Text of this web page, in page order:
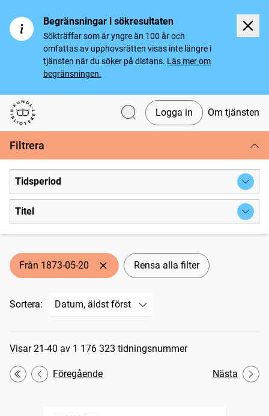
Begränsningar i sökresultaten
Sökträffar som är yngre än 100 år och
omfattas av upphovsrätten visas inte längre i
tjänsten när du söker på distans. Läs mer om
begränsningen.
Svenska tidningar
Logga in Om tjänsten
Filtrera
Tidsperiod
Titel
Från 1873-05-20 Rensa alla filter
Sortera:
Sökresultat
Visar 21-40 av 1 176 323 tidningsnummer
Första
Föregående Nästa